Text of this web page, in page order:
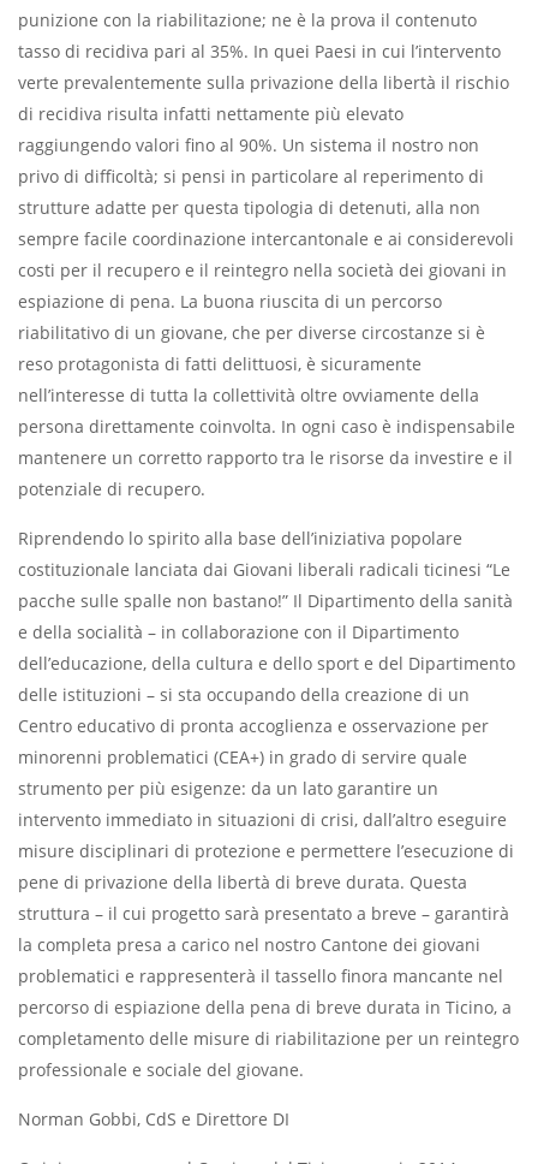
punizione con la riabilitazione; ne è la prova il contenuto
tasso di recidiva pari al 35%. In quei Paesi in cui l’intervento
verte prevalentemente sulla privazione della libertà il rischio
di recidiva risulta infatti nettamente più elevato
raggiungendo valori fino al 90%. Un sistema il nostro non
privo di difficoltà; si pensi in particolare al reperimento di
strutture adatte per questa tipologia di detenuti, alla non
sempre facile coordinazione intercantonale e ai considerevoli
costi per il recupero e il reintegro nella società dei giovani in
espiazione di pena. La buona riuscita di un percorso
riabilitativo di un giovane, che per diverse circostanze si è
reso protagonista di fatti delittuosi, è sicuramente
nell’interesse di tutta la collettività oltre ovviamente della
persona direttamente coinvolta. In ogni caso è indispensabile
mantenere un corretto rapporto tra le risorse da investire e il
potenziale di recupero.
Riprendendo lo spirito alla base dell’iniziativa popolare
costituzionale lanciata dai Giovani liberali radicali ticinesi “Le
pacche sulle spalle non bastano!” Il Dipartimento della sanità
e della socialità – in collaborazione con il Dipartimento
dell’educazione, della cultura e dello sport e del Dipartimento
delle istituzioni – si sta occupando della creazione di un
Centro educativo di pronta accoglienza e osservazione per
minorenni problematici (CEA+) in grado di servire quale
strumento per più esigenze: da un lato garantire un
intervento immediato in situazioni di crisi, dall’altro eseguire
misure disciplinari di protezione e permettere l’esecuzione di
pene di privazione della libertà di breve durata. Questa
struttura – il cui progetto sarà presentato a breve – garantirà
la completa presa a carico nel nostro Cantone dei giovani
problematici e rappresenterà il tassello finora mancante nel
percorso di espiazione della pena di breve durata in Ticino, a
completamento delle misure di riabilitazione per un reintegro
professionale e sociale del giovane.
Norman Gobbi, CdS e Direttore DI